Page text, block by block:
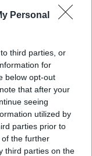
Personal
third parties, or
for
below opt-out
that after your
seeing
utilized by
parties prior to
the further
third parties on the
sul cielo del
ci da anche il transito
un esatto trigono
il 17 e il 18 marzo,